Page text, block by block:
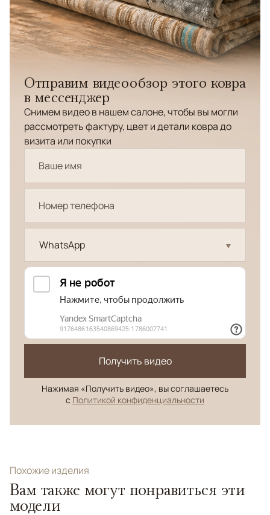
Отправим видеообзор этого ковра
в мессенджер
Снимем видео в нашем салоне, чтобы вы могли
рассмотреть фактуру, цвет и детали ковра до
визита или покупки
WhatsApp
Получить видео
Нажимая «Получить видео», вы соглашаетесь
с Политикой конфиденциальности
Похожие изделия
Вам также могут понравиться эти
модели